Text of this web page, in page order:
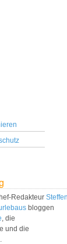
Redakteur Steffen
bloggen
, die
und die